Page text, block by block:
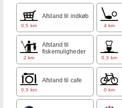
0,5 km
Afstand til indkøb
4 km
2 km
Afstand til
fiskemuligheder
0,3 km
0,3 km
Afstand til cafe
0 km